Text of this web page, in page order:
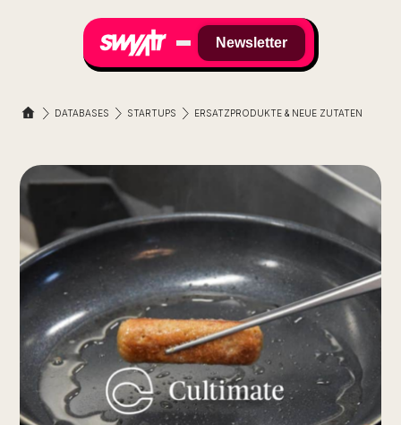
Newsletter
DATABASES STARTUPS ERSATZPRODUKTE & NEUE ZUTATEN